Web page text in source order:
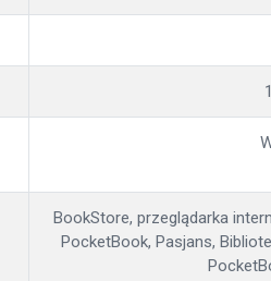
BookStore, przeglądarka
PocketBook, Pasjans,